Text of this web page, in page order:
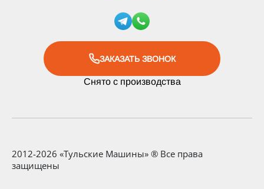
ЗАКАЗАТЬ ЗВОНОК
Снято с производства
2012-2026 «Тульские Машины» ® Все права
защищены